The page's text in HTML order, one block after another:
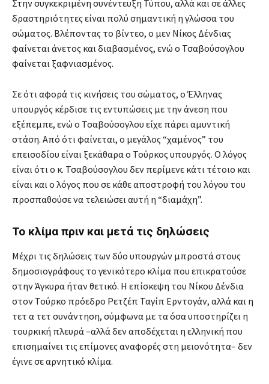
Στην συγκεκριμένη συνέντευξη Τύπου, αλλά και σε άλλες
δραστηριότητες είναι πολύ σημαντική η γλώσσα του
σώματος. Βλέποντας το βίντεο, ο μεν Νίκος Δένδιας
φαίνεται άνετος και διαβασμένος, ενώ ο Τσαβούσογλου
φαίνεται ξαφνιασμένος.
Σε ότι αφορά τις κινήσεις του σώματος, ο Έλληνας
υπουργός κέρδισε τις εντυπώσεις με την άνεση που
εξέπεμπε, ενώ ο Τσαβούσογλου είχε πάρει αμυντική
στάση. Από ότι φαίνεται, ο μεγάλος “χαμένος” του
επεισοδίου είναι ξεκάθαρα ο Τούρκος υπουργός. Ο λόγος
είναι ότι ο κ. Τσαβούσογλου δεν περίμενε κάτι τέτοιο και
είναι και ο λόγος που σε κάθε αποστροφή του λόγου του
προσπαθούσε να τελειώσει αυτή η “διαμάχη”.
Το κλίμα πριν και μετά τις δηλώσεις
Μέχρι τις δηλώσεις των δύο υπουργών μπροστά στους
δημοσιογράφους το γενικότερο κλίμα που επικρατούσε
στην Άγκυρα ήταν θετικό. Η επίσκεψη του Νίκου Δένδια
στον Τούρκο πρόεδρο Ρετζέπ Ταγίπ Ερντογάν, αλλά και η
τετ α τετ συνάντηση, σύμφωνα με τα όσα υποστηρίζει η
τουρκική πλευρά –αλλά δεν αποδέχεται η ελληνική που
επισημαίνει τις επίμονες αναφορές στη μειονότητα– δεν
έγινε σε αρνητικό κλίμα.